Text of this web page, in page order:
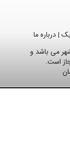
|درباره ما
می باشد و
است.